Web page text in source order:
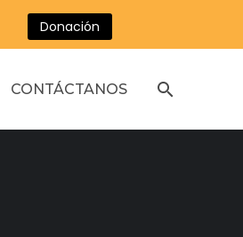
Donación
CONTÁCTANOS